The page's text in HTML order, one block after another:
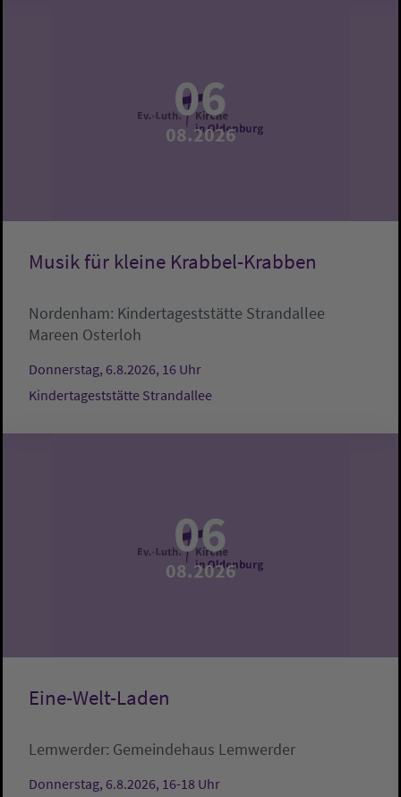
06
08.2026
Musik für kleine Krabbel-Krabben
Nordenham: Kindertageststätte Strandallee
Mareen Osterloh
Donnerstag, 6.8.2026, 16 Uhr
Kindertageststätte Strandallee
06
08.2026
Eine-Welt-Laden
Lemwerder: Gemeindehaus Lemwerder
Donnerstag, 6.8.2026, 16-18 Uhr